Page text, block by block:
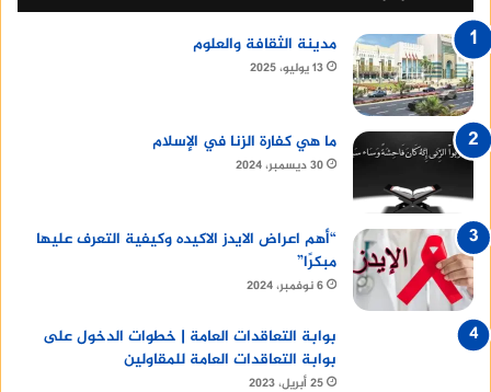
مدينة الثقافة والعلوم
13 يوليو، 2025
ما هي كفارة الزنا في الإسلام
30 ديسمبر، 2024
“أهم اعراض الايدز الاكيده وكيفية التعرف عليها
مبكرًا”
6 نوفمبر، 2024
بوابة التعاقدات العامة | خطوات الدخول على
بوابة التعاقدات العامة للمقاولين
25 أبريل، 2023